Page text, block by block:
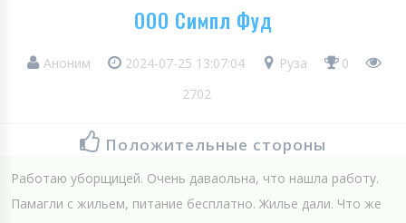
ООО Симпл Фуд
Аноним 2024-07-25 13:07:04 Руза
0
2702
Положительные стороны
Работаю уборщицей. Очень даваольна, что нашла работу.
Памагли с жильем, питание бесплатно. Жилье дали. Что же